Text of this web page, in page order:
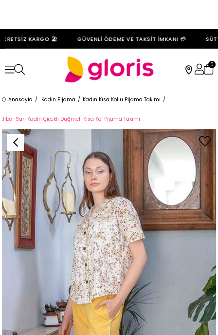
KARGO 🏖️ GÜVENLİ ÖDEME VE TAKSİT İMKANI 💳
0
Anasayfa Kadın Pijama Kadın Kısa Kollu Pijama Takımı
Jiber Sarı Kadın Çiçekli Düğmeli Kısa Kol Pijama Takımı